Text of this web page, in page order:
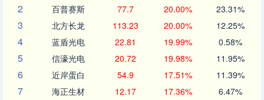
2 百普赛斯 77.7 20.00% 23.31%
3 北方长龙 113.23 20.00% 12.25%
4 蓝盾光电 22.81 19.99% 0.58%
5 信濠光电 20.72 19.98% 11.95%
6 近岸蛋白 54.9 17.51% 11.39%
7 海正生材 12.17 17.36% 6.47%